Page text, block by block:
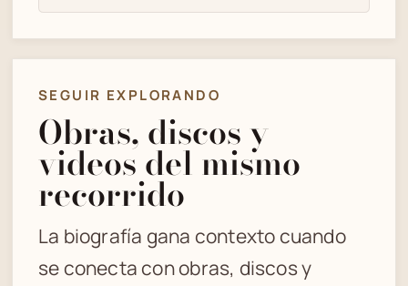
SEGUIR EXPLORANDO
Obras, discos y
videos del mismo
recorrido
La biografía gana contexto cuando
se conecta con obras, discos y